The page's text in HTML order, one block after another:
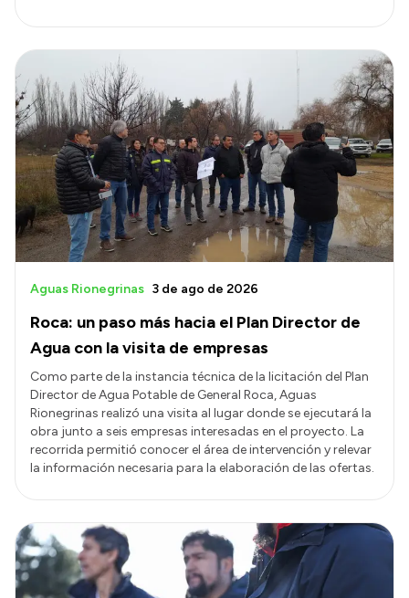
Roca: un paso más hacia el Plan Director de
Agua con la visita de empresas
Aguas Rionegrinas 3 de ago de 2026
Como parte de la instancia técnica de la licitación del Plan
Director de Agua Potable de General Roca, Aguas
Rionegrinas realizó una visita al lugar donde se ejecutará la
obra junto a seis empresas interesadas en el proyecto. La
recorrida permitió conocer el área de intervención y relevar
la información necesaria para la elaboración de las ofertas.